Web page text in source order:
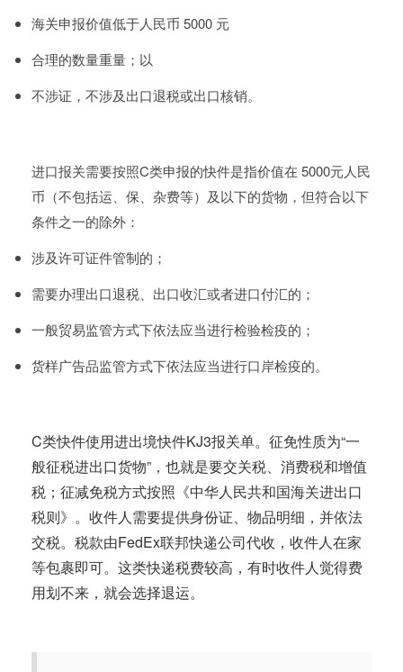
海关申报价值低于人民币 5000 元
合理的数量重量；以
不涉证，不涉及出口退税或出口核销。
进口报关需要按照C类申报的快件是指价值在 5000元人民
币（不包括运、保、杂费等）及以下的货物，但符合以下
条件之一的除外：
涉及许可证件管制的；
需要办理出口退税、出口收汇或者进口付汇的；
一般贸易监管方式下依法应当进行检验检疫的；
货样广告品监管方式下依法应当进行口岸检疫的。
C类快件使用进出境快件KJ3报关单。征免性质为“一
般征税进出口货物”，也就是要交关税、消费税和增值
税；征减免税方式按照《中华人民共和国海关进出口
税则》。收件人需要提供身份证、物品明细，并依法
交税。税款由FedEx联邦快递公司代收，收件人在家
等包裹即可。这类快递税费较高，有时收件人觉得费
用划不来，就会选择退运。